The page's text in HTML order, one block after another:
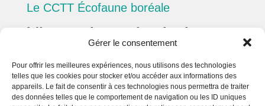
Gérer le consentement
Pour offrir les meilleures expériences, nous utilisons des technologies
telles que les cookies pour stocker et/ou accéder aux informations des
appareils. Le fait de consentir à ces technologies nous permettra de traiter
des données telles que le comportement de navigation ou les ID uniques
Le CCTT Écofaune boréale
L'innovation technologique au
service de la tradition
Écofaune boréale est un Centre collégial de
transfert technologique en innovation